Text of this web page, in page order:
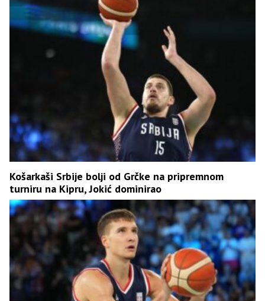
Košarkaši Srbije bolji od Grčke na pripremnom
turniru na Kipru, Јokić dominirao